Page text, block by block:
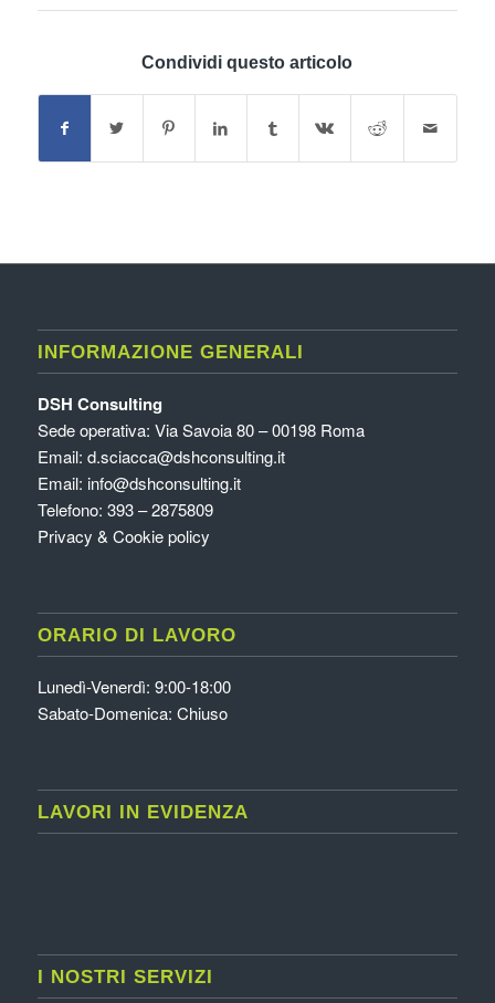
Condividi questo articolo
INFORMAZIONE GENERALI
DSH Consulting
Sede operativa: Via Savoia 80 – 00198 Roma
Email: d.sciacca@dshconsulting.it
Email: info@dshconsulting.it
Telefono: 393 – 2875809
Privacy & Cookie policy
ORARIO DI LAVORO
Lunedì-Venerdì: 9:00-18:00
Sabato-Domenica: Chiuso
LAVORI IN EVIDENZA
I NOSTRI SERVIZI